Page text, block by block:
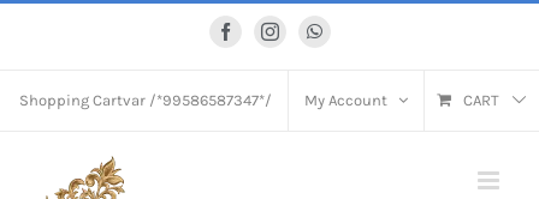
FacebookInstagramWhatsApp
Shopping Cartvar /*99586587347*/ My Account CART